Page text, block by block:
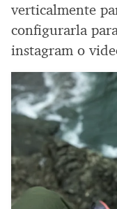
verticalmente
configurarla
instagram o